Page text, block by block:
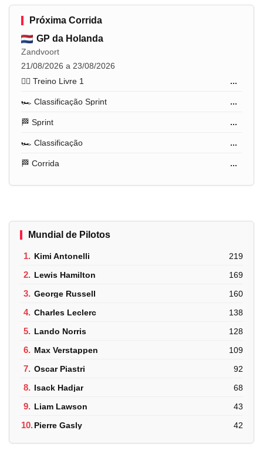
Próxima Corrida
GP da Holanda
Zandvoort
21/08/2026 a 23/08/2026
🏋️‍♂️ Treino Livre 1
...
🏎️ Classificação Sprint ...
🏁 Sprint ...
🏎️ Classificação ...
🏁 Corrida ...
Mundial de Pilotos
1. Kimi Antonelli 219
2. Lewis Hamilton 169
3. George Russell 160
4. Charles Leclerc 138
5. Lando Norris 128
6. Max Verstappen 109
7. Oscar Piastri 92
8. Isack Hadjar 68
9. Liam Lawson 43
10.Pierre Gasly 42